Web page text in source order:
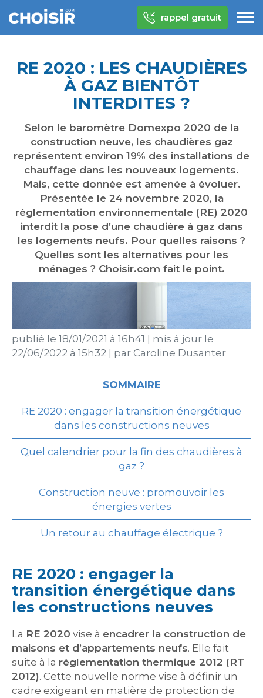
rappel gratuit
RE 2020 : LES CHAUDIÈRES
À GAZ BIENTÔT
INTERDITES ?
Selon le baromètre Domexpo 2020 de la
construction neuve, les chaudières gaz
représentent environ 19% des installations de
chauffage dans les nouveaux logements.
Mais, cette donnée est amenée à évoluer.
Présentée le 24 novembre 2020, la
réglementation environnementale (RE) 2020
interdit la pose d’une chaudière à gaz dans
les logements neufs. Pour quelles raisons ?
Quelles sont les alternatives pour les
ménages ? Choisir.com fait le point.
publié le 18/01/2021 à 16h41
mis à jour le
22/06/2022 à 15h32
par Caroline Dusanter
SOMMAIRE
RE 2020 : engager la transition énergétique
dans les constructions neuves
Quel calendrier pour la fin des chaudières à
gaz ?
Construction neuve : promouvoir les
énergies vertes
Un retour au chauffage électrique ?
RE 2020 : engager la
transition énergétique dans
les constructions neuves
La RE 2020 vise à encadrer la construction de
maisons et d’appartements neufs. Elle fait
suite à la réglementation thermique 2012 (RT
2012). Cette nouvelle norme vise à définir un
cadre exigeant en matière de protection de